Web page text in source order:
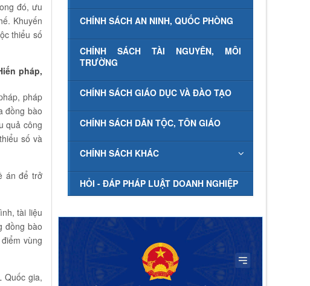
đó, ưu
Khuyến
thiểu số
pháp,
pháp
đồng bào
quả công
số và
án để trở
tài liệu
đồng bào
vùng
Quốc gia,
CHÍNH SÁCH AN NINH, QUỐC PHÒNG
CHÍNH SÁCH TÀI NGUYÊN, MÔI
TRƯỜNG
CHÍNH SÁCH GIÁO DỤC VÀ ĐÀO TẠO
CHÍNH SÁCH DÂN TỘC, TÔN GIÁO
CHÍNH SÁCH KHÁC
HỎI - ĐÁP PHÁP LUẬT DOANH NGHIỆP